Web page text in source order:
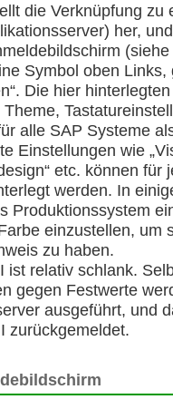
die Verknüpfung zu
her,
(siehe
Symbol oben Links,
Die hier
alle SAP Systeme
Einstellungen wie
etc. können für
werden. In
Produktionssystem
einzustellen, um
zu haben.
ist relativ schlank.
gegen Festwerte
ausgeführt, und
zurückgemeldet.